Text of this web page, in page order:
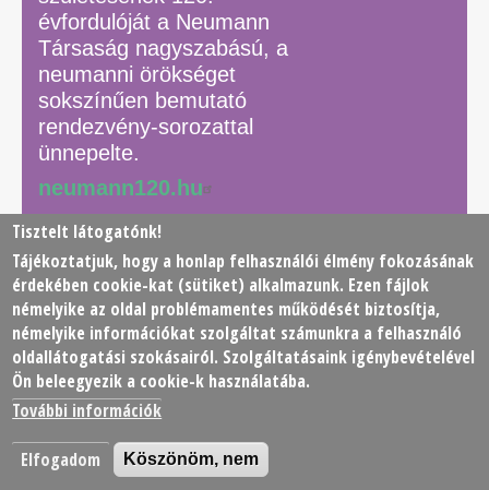
évfordulóját a Neumann
Társaság nagyszabású, a
neumanni örökséget
sokszínűen bemutató
rendezvény-sorozattal
ünnepelte.
neumann120.hu
© 2026 Neumann János Számítógéptudományi Társaság
(NJSZT)
Footer
menu
Adatkezelési tájékoztató Impresszum Kapcsolat
Tisztelt látogatónk!
Tájékoztatjuk, hogy a honlap felhasználói élmény fokozásának
érdekében cookie-kat (sütiket) alkalmazunk. Ezen fájlok
némelyike az oldal problémamentes működését biztosítja,
némelyike információkat szolgáltat számunkra a felhasználó
oldallátogatási szokásairól. Szolgáltatásaink igénybevételével
Ön beleegyezik a cookie-k használatába.
További információk
Elfogadom Köszönöm, nem